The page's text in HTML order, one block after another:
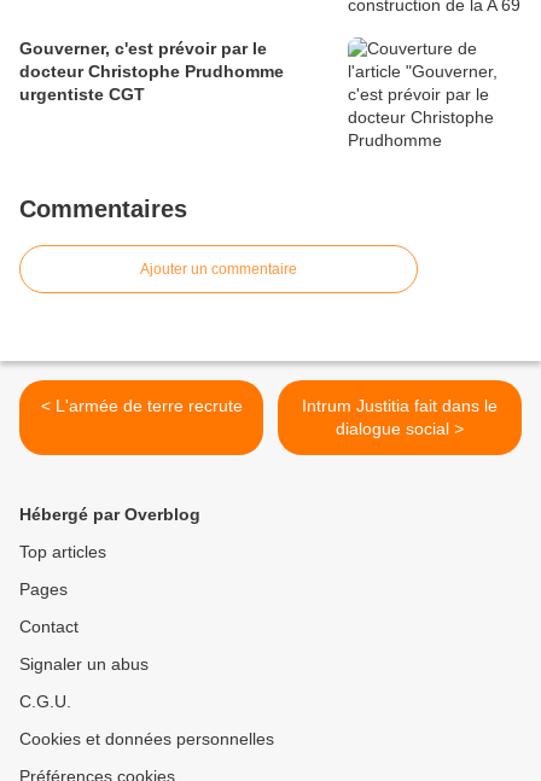
Gouverner, c'est prévoir par le
docteur Christophe Prudhomme
urgentiste CGT
Commentaires
Ajouter un commentaire
< L'armée de terre recrute
Intrum Justitia fait dans le
dialogue social >
Hébergé par Overblog
Top articles
Pages
Contact
Signaler un abus
C.G.U.
Cookies et données personnelles
Préférences cookies